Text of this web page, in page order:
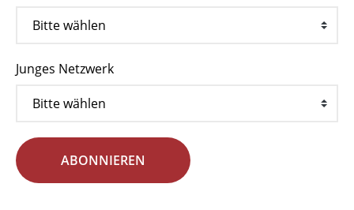
Junges Netzwerk
ABONNIEREN